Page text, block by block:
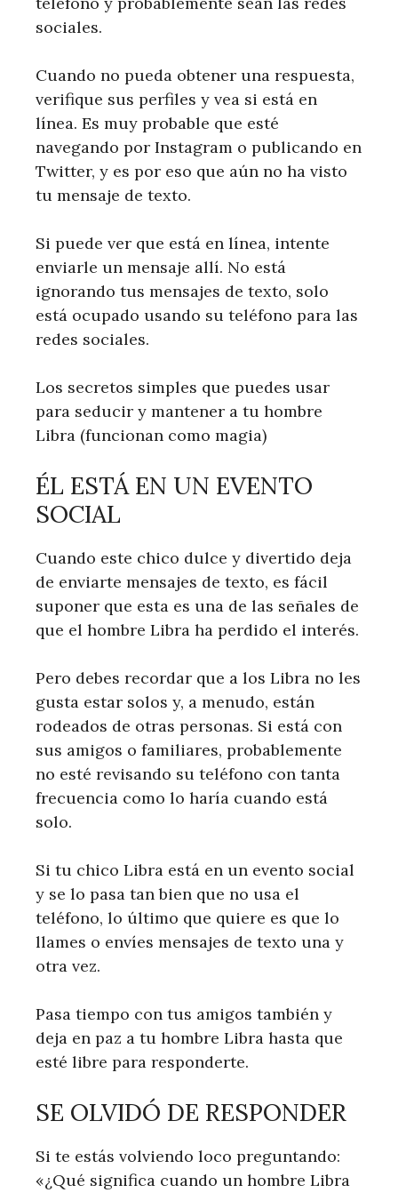
sociales.
Cuando no pueda obtener una respuesta,
verifique sus perfiles y vea si está en
línea. Es muy probable que esté
navegando por Instagram o publicando en
Twitter, y es por eso que aún no ha visto
tu mensaje de texto.
Si puede ver que está en línea, intente
enviarle un mensaje allí. No está
ignorando tus mensajes de texto, solo
está ocupado usando su teléfono para las
redes sociales.
Los secretos simples que puedes usar
para seducir y mantener a tu hombre
Libra (funcionan como magia)
ÉL ESTÁ EN UN EVENTO
SOCIAL
Cuando este chico dulce y divertido deja
de enviarte mensajes de texto, es fácil
suponer que esta es una de las señales de
que el hombre Libra ha perdido el interés.
Pero debes recordar que a los Libra no les
gusta estar solos y, a menudo, están
rodeados de otras personas. Si está con
sus amigos o familiares, probablemente
no esté revisando su teléfono con tanta
frecuencia como lo haría cuando está
solo.
Si tu chico Libra está en un evento social
y se lo pasa tan bien que no usa el
teléfono, lo último que quiere es que lo
llames o envíes mensajes de texto una y
otra vez.
Pasa tiempo con tus amigos también y
deja en paz a tu hombre Libra hasta que
esté libre para responderte.
SE OLVIDÓ DE RESPONDER
Si te estás volviendo loco preguntando:
«¿Qué significa cuando un hombre Libra